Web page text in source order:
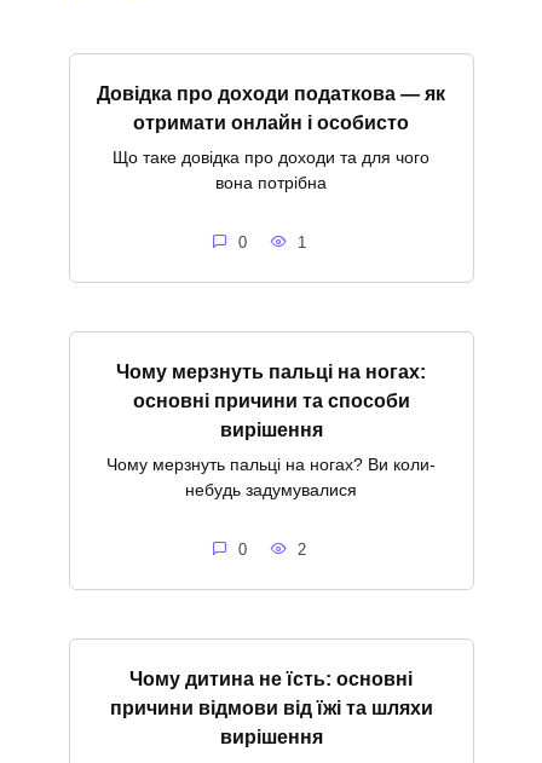
Довідка про доходи податкова — як
отримати онлайн і особисто
Що таке довідка про доходи та для чого
вона потрібна
0 1
Чому мерзнуть пальці на ногах:
основні причини та способи
вирішення
Чому мерзнуть пальці на ногах? Ви коли-
небудь задумувалися
0 2
Чому дитина не їсть: основні
причини відмови від їжі та шляхи
вирішення